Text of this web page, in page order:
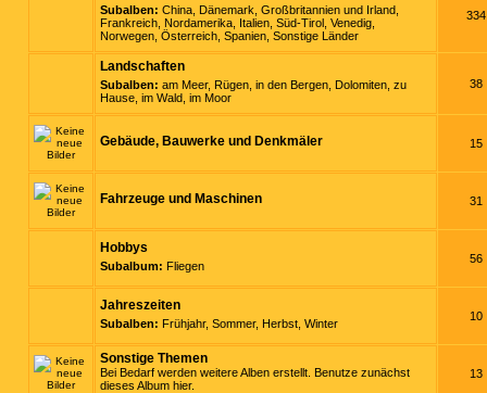
Subalben: China Dänemark Großbritannien und Irland
Frankreich Nordamerika Italien Süd-Tirol Venedig
Norwegen Österreich Spanien Sonstige Länder
334
Landschaften
Subalben: am Meer, Rügen in den Bergen Dolomiten zu
Hause im Wald im Moor
38
Gebäude, Bauwerke und Denkmäler 15
Fahrzeuge und Maschinen 31
Hobbys
Subalbum: Fliegen
56
Jahreszeiten
Subalben: Frühjahr, Sommer, Herbst Winter
10
Sonstige Themen
Bei Bedarf werden weitere Alben erstellt. Benutze zunächst
dieses Album hier.
13